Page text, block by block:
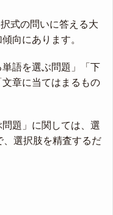
式の問いに答える大
向にあります。
語を選ぶ問題」「下
章に当てはまるもの
題」に関しては、選
選択肢を精査するだ